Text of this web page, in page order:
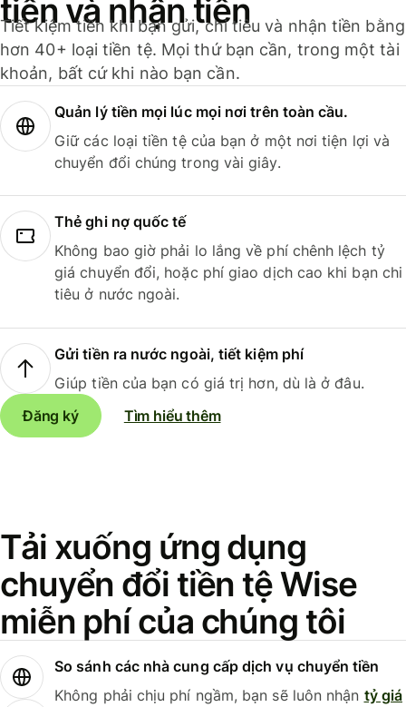
tiền và nhận tiền
Tiết kiệm tiền khi bạn gửi, chi tiêu và nhận tiền bằng
hơn 40+ loại tiền tệ. Mọi thứ bạn cần, trong một tài
khoản, bất cứ khi nào bạn cần.
Quản lý tiền mọi lúc mọi nơi trên toàn cầu.
Giữ các loại tiền tệ của bạn ở một nơi tiện lợi và
chuyển đổi chúng trong vài giây.
Thẻ ghi nợ quốc tế
Không bao giờ phải lo lắng về phí chênh lệch tỷ
giá chuyển đổi, hoặc phí giao dịch cao khi bạn chi
tiêu ở nước ngoài.
Gửi tiền ra nước ngoài, tiết kiệm phí
Giúp tiền của bạn có giá trị hơn, dù là ở đâu.
Đăng ký
Tìm hiểu thêm
Tải xuống ứng dụng
chuyển đổi tiền tệ Wise
miễn phí của chúng tôi
So sánh các nhà cung cấp dịch vụ chuyển tiền
Không phải chịu phí ngầm, bạn sẽ luôn nhận tỷ giá